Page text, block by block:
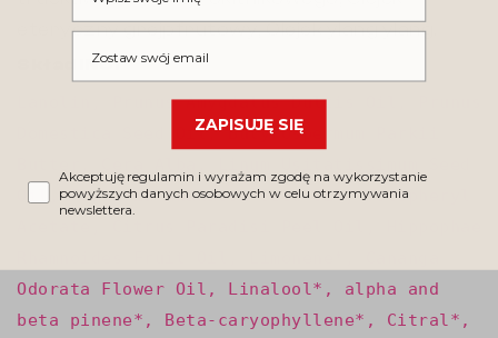
eteryczny grejpfrutowy, Olejek ylang ylang.
Skład INCI
Lanolin, Prunus Amygdalus Dulcis Oil, Prunus
Domestica Seed Oil, Butyrospermum Parkii
Oil, Fragaria Ananassa Seed Oil, Tocopheryl
Odorata Flower Oil, Linalool*, alpha and
beta pinene*, Beta-caryophyllene*, Citral*,
ZAPISUJĘ SIĘ
Akceptuję regulamin i wyrażam zgodę na wykorzystanie
powyższych danych osobowych w celu otrzymywania
newslettera.